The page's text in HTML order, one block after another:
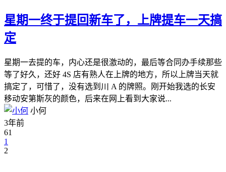
星期一终于提回新车了，上牌提车一天搞
定
星期一去提的车，内心还是很激动的，最后等合同办手续那些
等了好久，还好 4S 店有熟人在上牌的地方，所以上牌当天就
搞定了，可惜了，没有选到川 A 的牌照。刚开始我选的长安
移动安第斯灰的颜色，后来在网上看到大家说...
小何
3年前
61
1
2